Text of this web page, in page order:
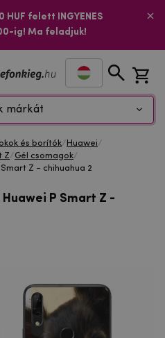
felett INGYENES
ig! Ma feladjuk!
márkát
és borítók/ Huawei/
Z/Gél csomagok/
Z - chihuahua 2
P Smart Z -